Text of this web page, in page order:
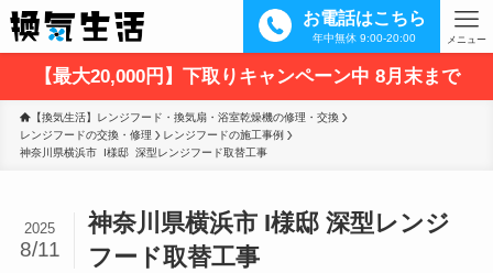
お電話はこちら
年中無休 9:00-20:00 メニュー
【最大20,000円】下取りキャンペーン中 8月末まで
【換気生活】レンジフード・換気扇・浴室乾燥機の修理・交換
レンジフードの交換・修理
レンジフードの施工事例
神奈川県横浜市  I様邸  深型レンジフード取替工事
神奈川県横浜市 I様邸 深型レンジ
フード取替工事
2025
8/11